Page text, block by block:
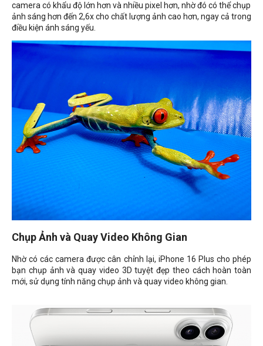
camera có khẩu độ lớn hơn và nhiều pixel hơn, nhờ đó có thể chụp
ảnh sáng hơn đến 2,6x cho chất lượng ảnh cao hơn, ngay cả trong
điều kiện ánh sáng yếu.
Chụp Ảnh và Quay Video Không Gian
Nhờ có các camera được cân chỉnh lại, iPhone 16 Plus cho phép
bạn chụp ảnh và quay video 3D tuyệt đẹp theo cách hoàn toàn
mới, sử dụng tính năng chụp ảnh và quay video không gian.